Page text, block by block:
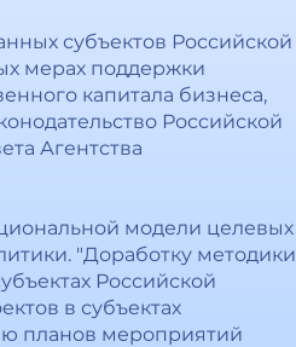
субъектов Российской
мерах поддержки
капитала бизнеса,
Российской
Агентства
модели целевых
"Доработку методики
Российской
в субъектах
планов мероприятий